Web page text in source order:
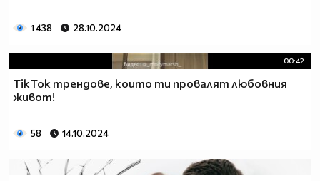
1 438 28.10.2024
00:42
TikTok трендове, които ти провалят любовния
живот!
58 14.10.2024